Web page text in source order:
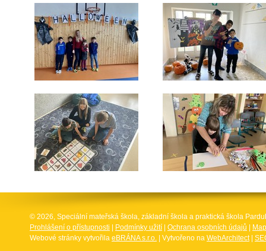
© 2026, Speciální mateřská škola, základní škola a praktická škola
Prohlášení o přístupnosti
Podmínky užití Ochrana osobních údajů
Webové stránky vytvořila eBRÁNA s.r.o. | Vytvořeno na WebArchitect|